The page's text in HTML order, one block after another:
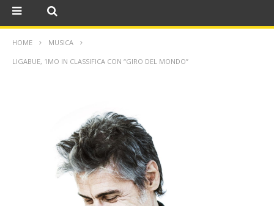
HOME MUSICA
LIGABUE, 1MO IN CLASSIFICA CON “GIRO DEL MONDO”